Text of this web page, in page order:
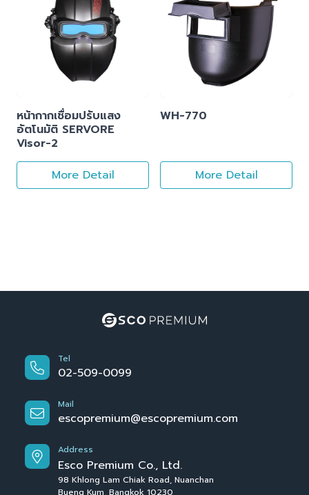
หน้ากากเชื่อมปรับแสง
อัตโนมัติ SERVORE
Visor-2
More Detail
WH-770
More Detail
Tel
02-509-0099
Mail
escopremium@escopremium.com
Address
Esco Premium Co., Ltd.
98 Khlong Lam Chiak Road, Nuanchan
Bueng Kum, Bangkok 10230